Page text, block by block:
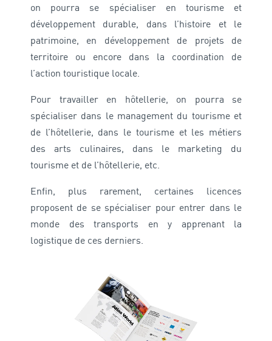
on pourra se spécialiser en tourisme et
développement durable, dans l’histoire et le
patrimoine, en développement de projets de
territoire ou encore dans la coordination de
l’action touristique locale.
Pour travailler en hôtellerie, on pourra se
spécialiser dans le management du tourisme et
de l’hôtellerie, dans le tourisme et les métiers
des arts culinaires, dans le marketing du
tourisme et de l’hôtellerie, etc.
Enfin, plus rarement, certaines licences
proposent de se spécialiser pour entrer dans le
monde des transports en y apprenant la
logistique de ces derniers.